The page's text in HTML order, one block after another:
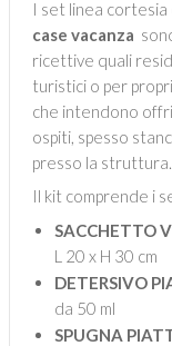
I set linea cortesia
case vacanza
ricettive quali
turistici o per
che intendono
ospiti, spesso
presso la struttura.
Il kit comprende i
SACCHETTO
L 20 x H 30 cm
DETERSIVO
da 50 ml
SPUGNA